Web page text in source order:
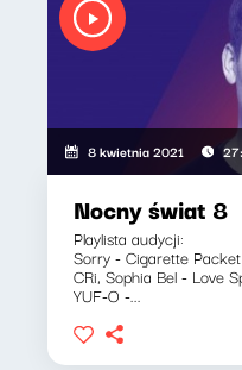
8 kwietnia 2021
Nocny świat 8
Playlista audycji:
Sorry - Cigarette Packet
CRi, Sophia Bel - Love
YUF-O -...